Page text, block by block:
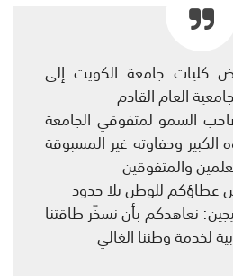
كليات جامعة الكويت إلى
العام القادم
السمو لمتفوقي الجامعة
وحفاوته غير المسبوقة
والمتفوقين
عطاؤكم للوطن بلا حدود
نعاهدكم بأن نسخّر طاقتنا
لخدمة وطننا الغالي